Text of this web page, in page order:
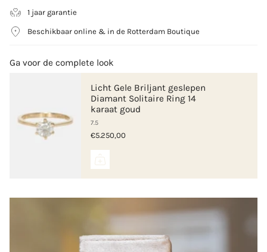
1 jaar garantie
Beschikbaar online & in de Rotterdam Boutique
Ga voor de complete look
Licht Gele Briljant geslepen
Diamant Solitaire Ring 14
karaat goud
7.5
€5.250,00